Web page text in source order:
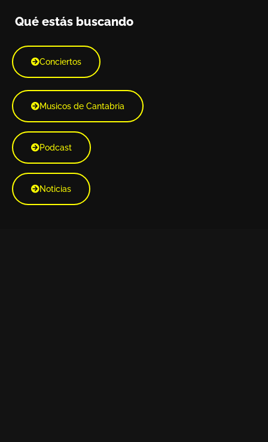
Qué estás buscando
Conciertos
Musicos de Cantabria
Podcast
Noticias